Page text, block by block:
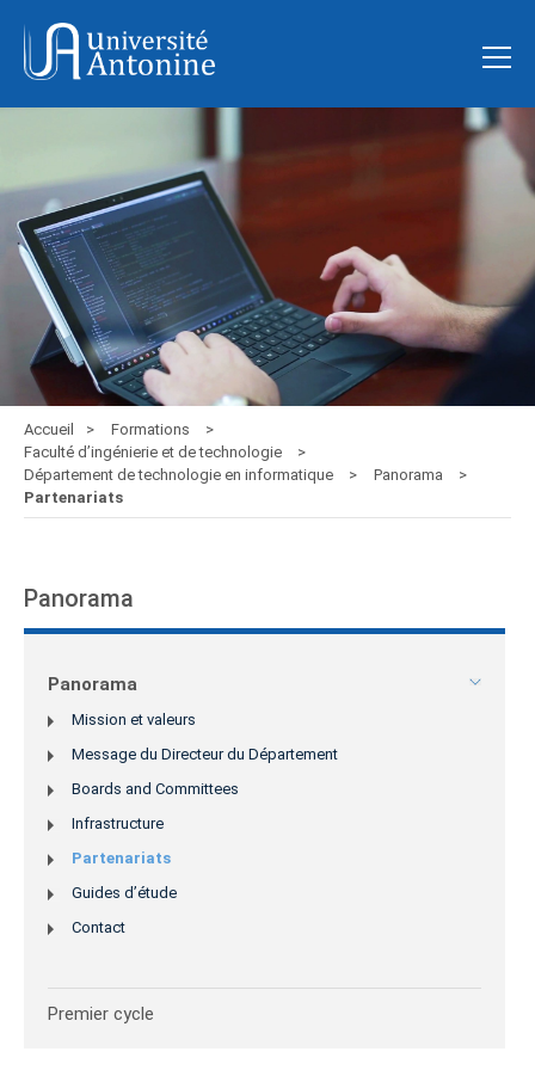
Accueil
Formations
Faculté d’ingénierie et de technologie
Département de technologie en informatique
Panorama
Partenariats
Panorama
Panorama
Mission et valeurs
Message du Directeur du Département
Boards and Committees
Infrastructure
Partenariats
Guides d’étude
Contact
Premier cycle